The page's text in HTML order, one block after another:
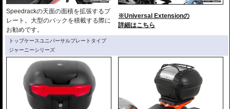
Speedrackの天面の面積を拡張するプ
レート。大型のバックを積載する際に
お勧めです。
※Universal Extensionの
詳細はこちら
トップケースユニバーサルプレートタイプ
ジャーニーシリーズ